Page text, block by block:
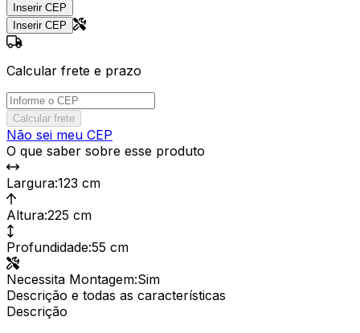
Inserir CEP
Inserir CEP
Calcular frete e prazo
Calcular frete
Não sei meu CEP
O que saber sobre esse produto
Largura:123 cm
Altura:225 cm
Profundidade:55 cm
Necessita Montagem:Sim
Descrição e todas as características
Descrição